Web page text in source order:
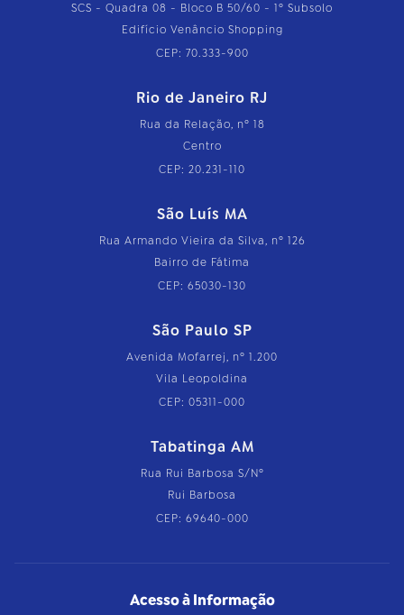
SCS - Quadra 08 - Bloco B 50/60 - 1º Subsolo
Edifício Venâncio Shopping
CEP: 70.333-900
Rio de Janeiro RJ
Rua da Relação, nº 18
Centro
CEP: 20.231-110
São Luís MA
Rua Armando Vieira da Silva, nº 126
Bairro de Fátima
CEP: 65030-130
São Paulo SP
Avenida Mofarrej, nº 1.200
Vila Leopoldina
CEP: 05311-000
Tabatinga AM
Rua Rui Barbosa S/Nº
Rui Barbosa
CEP: 69640-000
Acesso à Informação